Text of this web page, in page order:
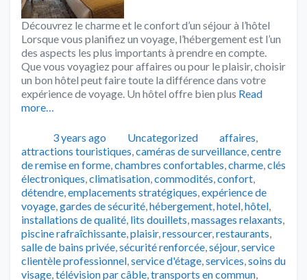
Découvrez le charme et le confort d’un séjour à l’hôtel
Lorsque vous planifiez un voyage, l’hébergement est l’un
des aspects les plus importants à prendre en compte.
Que vous voyagiez pour affaires ou pour le plaisir, choisir
un bon hôtel peut faire toute la différence dans votre
expérience de voyage. Un hôtel offre bien plus Read
more…
Publié3 years ago Catégories
Uncategorized Tags
affaires,
attractions touristiques,caméras de surveillance,centre
de remise en forme,chambres confortables,charme,clés
électroniques,climatisation,commodités,confort,
détendre,emplacements stratégiques,expérience de
voyage,gardes de sécurité,hébergement,hotel,hôtel,
installations de qualité, lits douillets,massages relaxants,
piscine rafraîchissante,plaisir,ressourcer,restaurants,
salle de bains privée,sécurité renforcée,séjour,service
clientèle professionnel,service d'étage,services,soins du
visage,télévision par câble,transports en commun,